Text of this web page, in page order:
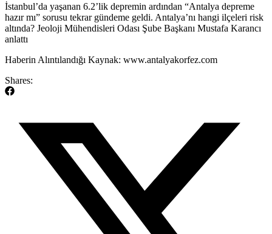
​İstanbul’da yaşanan 6.2’lik depremin ardından “Antalya depreme
hazır mı” sorusu tekrar gündeme geldi. Antalya’nı hangi ilçeleri risk
altında? Jeoloji Mühendisleri Odası Şube Başkanı Mustafa Karancı
anlattı
​Haberin Alıntılandığı Kaynak: www.antalyakorfez.com
Shares: